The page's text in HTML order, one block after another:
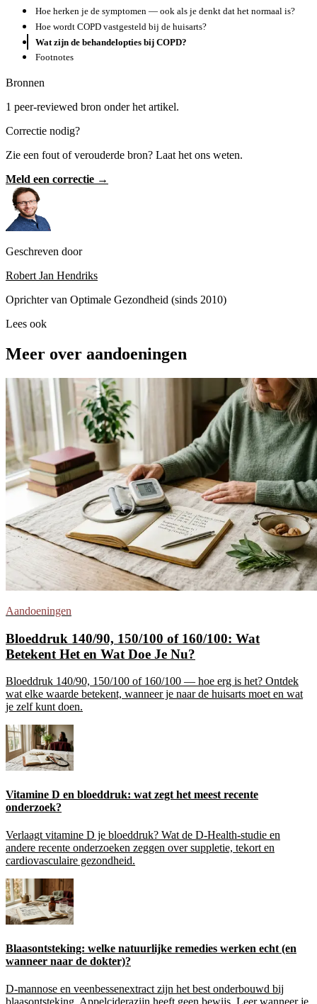
Hoe herken je de symptomen — ook als je denkt dat het normaal is?
Hoe wordt COPD vastgesteld bij de huisarts?
Wat zijn de behandelopties bij COPD?
Footnotes
Bronnen
1 peer-reviewed bron onder het artikel.
Correctie nodig?
Zie een fout of verouderde bron? Laat het ons weten.
Meld een correctie →
Geschreven door
Robert Jan Hendriks
Oprichter van Optimale Gezondheid (sinds 2010)
Lees ook
Meer over aandoeningen
Aandoeningen
Bloeddruk 140/90, 150/100 of 160/100: Wat
Betekent Het en Wat Doe Je Nu?
Bloeddruk 140/90, 150/100 of 160/100 — hoe erg is het? Ontdek
wat elke waarde betekent, wanneer je naar de huisarts moet en wat
je zelf kunt doen.
Vitamine D en bloeddruk: wat zegt het meest recente
onderzoek?
Verlaagt vitamine D je bloeddruk? Wat de D-Health-studie en
andere recente onderzoeken zeggen over suppletie, tekort en
cardiovasculaire gezondheid.
Blaasontsteking: welke natuurlijke remedies werken echt (en
wanneer naar de dokter)?
D-mannose en veenbessenextract zijn het best onderbouwd bij